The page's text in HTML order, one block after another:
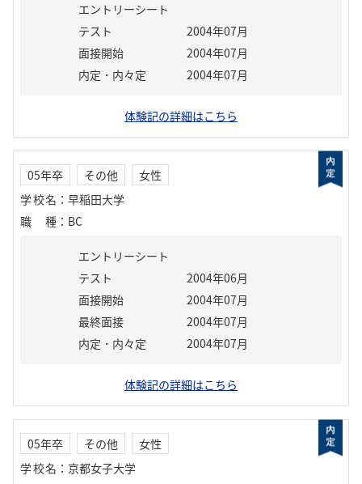
エントリーシート
テスト
2004年07月
面接開始
2004年07月
内定・内々定
2004年07月
体験記の詳細はこちら
05年卒 その他
女性
学校名 ： 早稲田大学
職種 ： BC
エントリーシート
テスト
2004年06月
面接開始
2004年07月
最終面接
2004年07月
内定・内々定
2004年07月
体験記の詳細はこちら
05年卒 その他
女性
学校名 ： 京都女子大学